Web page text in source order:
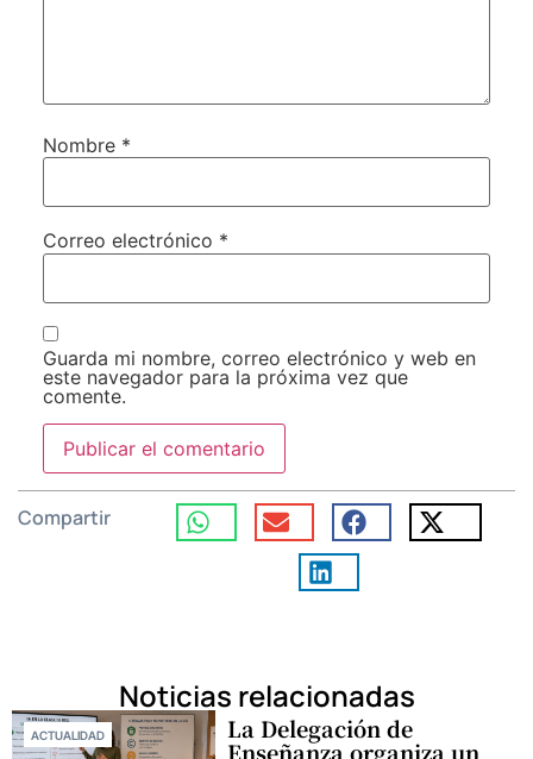
Nombre *
Correo electrónico *
Guarda mi nombre, correo electrónico y web en
este navegador para la próxima vez que
comente.
Compartir
Noticias relacionadas
ACTUALIDAD La Delegación de
Enseñanza organiza un